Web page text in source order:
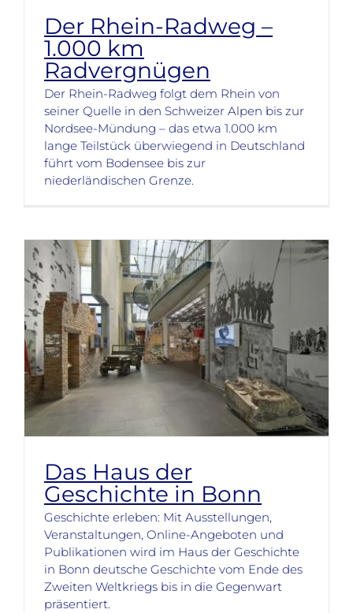
Der Rhein-Radweg –
1.000 km
Radvergnügen
Der Rhein-Radweg folgt dem Rhein von
seiner Quelle in den Schweizer Alpen bis zur
Nordsee-Mündung – das etwa 1.000 km
lange Teilstück überwiegend in Deutschland
führt vom Bodensee bis zur
niederländischen Grenze.
Das Haus der
Geschichte in Bonn
Geschichte erleben: Mit Ausstellungen,
Veranstaltungen, Online-Angeboten und
Publikationen wird im Haus der Geschichte
in Bonn deutsche Geschichte vom Ende des
Zweiten Weltkriegs bis in die Gegenwart
präsentiert.